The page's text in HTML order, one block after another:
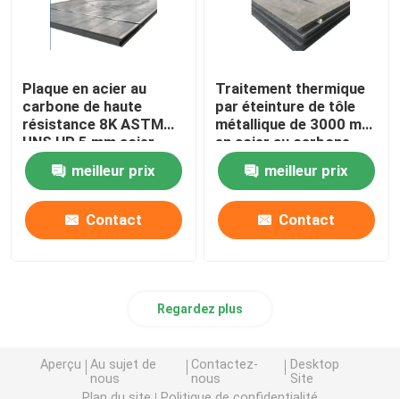
Plaque en acier au
carbone de haute
résistance 8K ASTM
UNS HR 5 mm acier
doux
meilleur prix
Contact
Traitement thermique
par éteinture de tôle
métallique de 3000 mm
en acier au carbone
meilleur prix
Contact
Regardez plus
Aperçu
Au sujet de
nous
Contactez-
nous
Desktop
Site